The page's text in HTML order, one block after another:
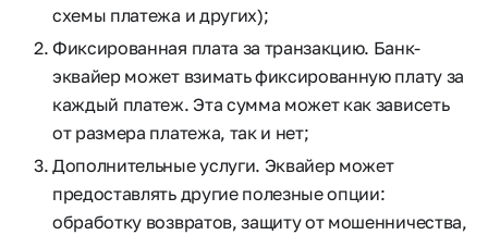
схемы платежа и других);
Фиксированная плата за транзакцию. Банк-
эквайер может взимать фиксированную плату за
каждый платеж. Эта сумма может как зависеть
от размера платежа, так и нет;
Дополнительные услуги. Эквайер может
предоставлять другие полезные опции:
обработку возвратов, защиту от мошенничества,